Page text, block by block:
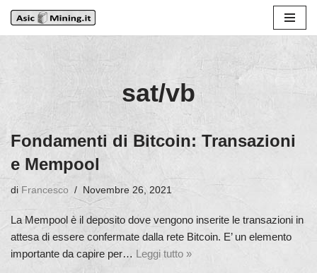
Vai
sat/vb
Fondamenti di Bitcoin: Transazioni
e Mempool
di Francesco Novembre 26, 2021
La Mempool è il deposito dove vengono inserite le transazioni in
attesa di essere confermate dalla rete Bitcoin. E’ un elemento
importante da capire per… Leggi tutto »